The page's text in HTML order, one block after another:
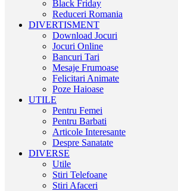
Black Friday
Reduceri Romania
DIVERTISMENT
Download Jocuri
Jocuri Online
Bancuri Tari
Mesaje Frumoase
Felicitari Animate
Poze Haioase
UTILE
Pentru Femei
Pentru Barbati
Articole Interesante
Despre Sanatate
DIVERSE
Utile
Stiri Telefoane
Stiri Afaceri